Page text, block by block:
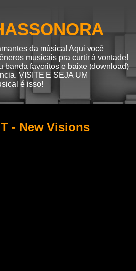
da música! Aqui você
musicais pra curtir à vontade!
banda favoritos e baixe (download)
VISITE E SEJA UM
é isso!
- New Visions